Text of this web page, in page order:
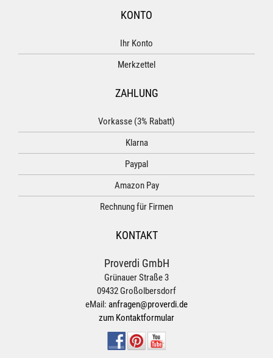
KONTO
Ihr Konto
Merkzettel
ZAHLUNG
Vorkasse (3% Rabatt)
Klarna
Paypal
Amazon Pay
Rechnung für Firmen
KONTAKT
Proverdi GmbH
Grünauer Straße 3
09432 Großolbersdorf
eMail: anfragen@proverdi.de
zum Kontaktformular